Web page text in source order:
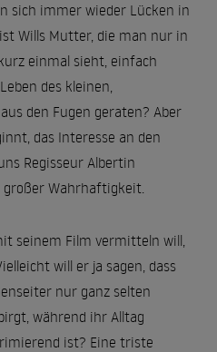
sich immer wieder Lücken in
Wills Mutter, die man nur in
einmal sieht, einfach
des kleinen,
den Fugen geraten? Aber
das Interesse an den
Regisseur Albertin
großer Wahrhaftigkeit.
seinem Film vermitteln will,
will er ja sagen, dass
nur ganz selten
während ihr Alltag
ist? Eine triste